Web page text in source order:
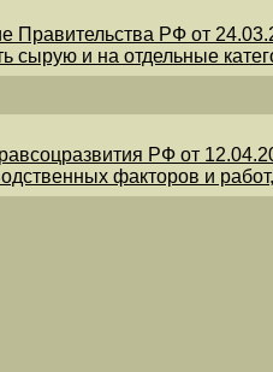
Правительства РФ от
сырую и на отдельные
РФ от
факторов и